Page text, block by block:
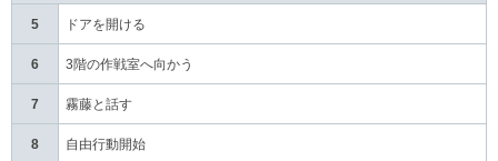
5 ドアを開ける
6 3階の作戦室へ向かう
7 霧藤と話す
8 自由行動開始